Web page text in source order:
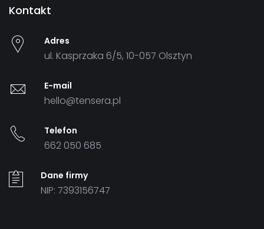
Kontakt
Adres
ul. Kasprzaka 6/5, 10-057 Olsztyn
E-mail
hello@tensera.pl
Telefon
662 050 685
Dane firmy
NIP: 7393156747